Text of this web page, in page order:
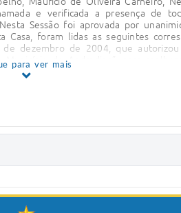
e verificada a presença de
Nesta Sessão foi aprovada por
Casa, foram lidas as seguintes
dezembro de 2004, que
de Andradina”, para
Financeiro, no valor de R$
o balancete referente
o dia 20 de abril de 2015”;
ao Requerimento nº 192/15 de
do Vereador Joaquim Justino da
aos Requerimentos nºs 238/
Oliveira; Respondendo aos
15 de autoria do Vereador
de Oliveira Carneiro;Do
para ver mais